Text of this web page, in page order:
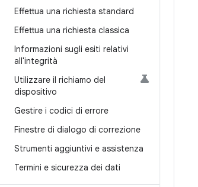
Effettua una richiesta standard
Effettua una richiesta classica
Informazioni sugli esiti relativi
all'integrità
Utilizzare il richiamo del
dispositivo
Gestire i codici di errore
Finestre di dialogo di correzione
Strumenti aggiuntivi e assistenza
Termini e sicurezza dei dati